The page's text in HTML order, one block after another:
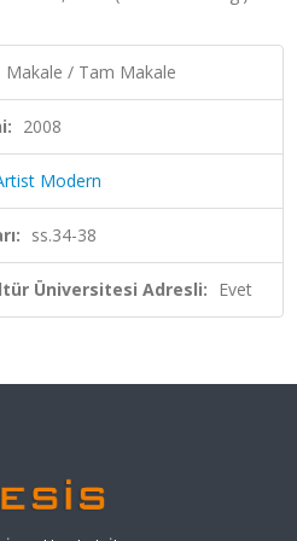
Makale / Tam Makale
2008
Modern
ss.34-38
Üniversitesi Adresli: Evet